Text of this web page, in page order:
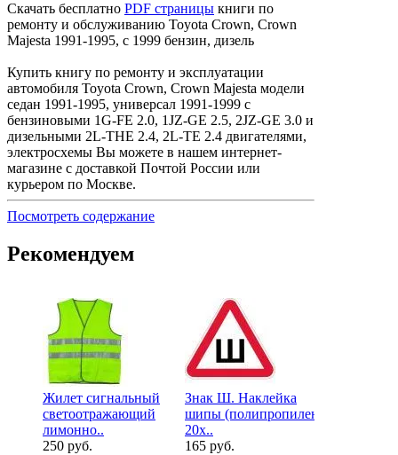
Скачать бесплатно PDF страницы книги по
ремонту и обслуживанию Toyota Crown, Crown
Majesta 1991-1995, с 1999 бензин, дизель
Купить книгу по ремонту и эксплуатации
автомобиля Toyota Crown, Crown Majesta модели
седан 1991-1995, универсал 1991-1999 с
бензиновыми 1G-FE 2.0, 1JZ-GE 2.5, 2JZ-GE 3.0 и
дизельными 2L-THE 2.4, 2L-ТE 2.4 двигателями,
электросхемы Вы можете в нашем интернет-
магазине с доставкой Почтой России или
курьером по Москве.
Посмотреть содержание
Рекомендуем
Жилет сигнальный
светоотражающий
лимонно..
250 руб.
Знак Ш. Наклейка
шипы (полипропилен,
20х..
165 руб.